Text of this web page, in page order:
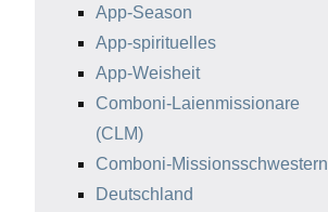
App-Season
App-spirituelles
App-Weisheit
Comboni-Laienmissionare
(CLM)
Comboni-Missionsschwestern
Deutschland